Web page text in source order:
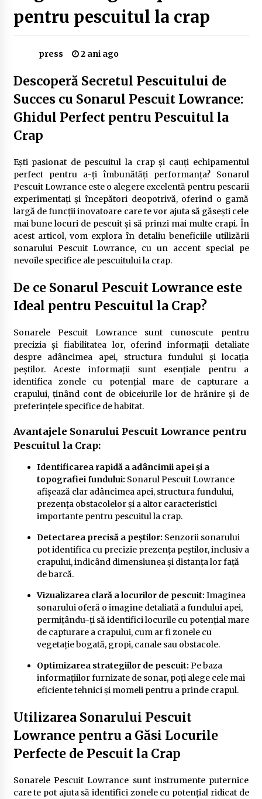
Delta Dunării
2 ani ago
Cele mai bune locuri pentru pescuitul crapului
Cum să alegi firul de pescuit perfect pentru
2 ani ago
2 ani ago
Cotele Dunării: Monitorizare și Prognoze
Hidrologice prin DanubeAlert.com
2 ani ago
pentru pescuitul la crap
press 2 ani ago
Descoperă Secretul Pescuitului de
Succes cu Sonarul Pescuit Lowrance:
Ghidul Perfect pentru Pescuitul la
Crap
Ești pasionat de pescuitul la crap și cauți echipamentul
perfect pentru a-ți îmbunătăți performanța? Sonarul
Pescuit Lowrance este o alegere excelentă pentru pescarii
experimentați și începători deopotrivă, oferind o gamă
largă de funcții inovatoare care te vor ajuta să găsești cele
mai bune locuri de pescuit și să prinzi mai multe crapi. În
acest articol, vom explora în detaliu beneficiile utilizării
sonarului Pescuit Lowrance, cu un accent special pe
nevoile specifice ale pescuitului la crap.
De ce Sonarul Pescuit Lowrance este
Ideal pentru Pescuitul la Crap?
Sonarele Pescuit Lowrance sunt cunoscute pentru
precizia și fiabilitatea lor, oferind informații detaliate
despre adâncimea apei, structura fundului și locația
peștilor. Aceste informații sunt esențiale pentru a
identifica zonele cu potențial mare de capturare a
crapului, ținând cont de obiceiurile lor de hrănire și de
preferințele specifice de habitat.
Avantajele Sonarului Pescuit Lowrance pentru
Pescuitul la Crap:
Identificarea rapidă a adâncimii apei și a
topografiei fundului: Sonarul Pescuit Lowrance
afișează clar adâncimea apei, structura fundului,
prezența obstacolelor și a altor caracteristici
importante pentru pescuitul la crap.
Detectarea precisă a peștilor: Senzorii sonarului
pot identifica cu precizie prezența peștilor, inclusiv a
crapului, indicând dimensiunea și distanța lor față
de barcă.
Vizualizarea clară a locurilor de pescuit: Imaginea
sonarului oferă o imagine detaliată a fundului apei,
permițându-ți să identifici locurile cu potențial mare
de capturare a crapului, cum ar fi zonele cu
vegetație bogată, gropi, canale sau obstacole.
Optimizarea strategiilor de pescuit: Pe baza
informațiilor furnizate de sonar, poți alege cele mai
eficiente tehnici și momeli pentru a prinde crapul.
Utilizarea Sonarului Pescuit
Lowrance pentru a Găsi Locurile
Perfecte de Pescuit la Crap
Sonarele Pescuit Lowrance sunt instrumente puternice
care te pot ajuta să identifici zonele cu potențial ridicat de